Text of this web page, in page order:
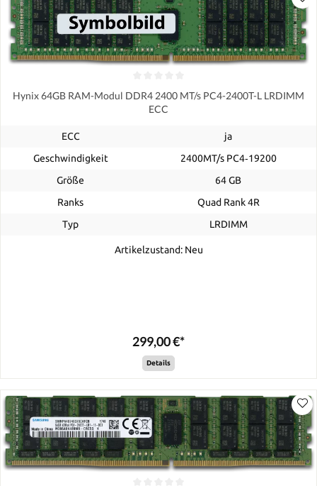
Hynix 64GB RAM-Modul DDR4 2400 MT/s PC4-2400T-L LRDIMM
ECC
ECC
ja
Geschwindigkeit
2400MT/s PC4‑19200
Größe
64 GB
Ranks
Quad Rank 4R
Typ
LRDIMM
Artikelzustand: Neu
299,00 €*
Details